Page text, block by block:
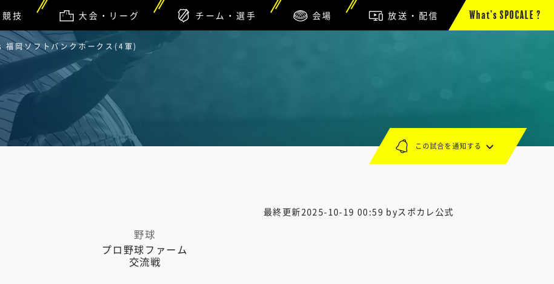
競技 大会・リーグ チーム・選手 会場 放送・配信 What’s SPOCALE ?
福岡ソフトバンクホークス(4軍)
最終更新2025-10-19 00:59 byスポカレ公式
野球
プロ野球ファーム
交流戦
この試合を通知する